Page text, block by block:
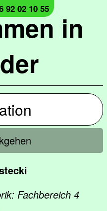
in
92 02 10 55
Fachbereich 4